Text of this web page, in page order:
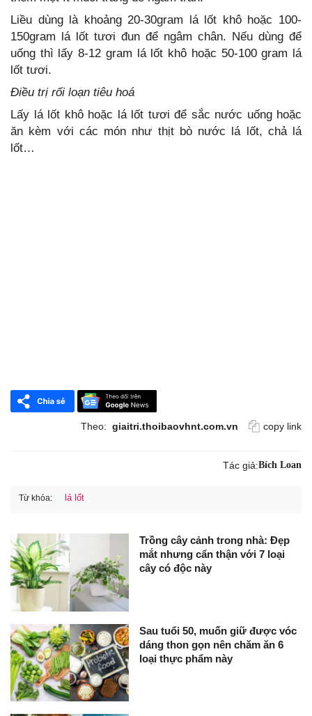
Liều dùng là khoảng 20-30gram lá lốt khô hoặc 100-
150gram lá lốt tươi đun để ngâm chân. Nếu dùng để
uống thì lấy 8-12 gram lá lốt khô hoặc 50-100 gram lá
lốt tươi.
Điều trị rối loạn tiêu hoá
Lấy lá lốt khô hoặc lá lốt tươi để sắc nước uống hoặc
ăn kèm với các món như thịt bò nước lá lốt, chả lá
lốt…
Theo: giaitri.thoibaovhnt.com.vn copy link
Tác giả:Bích Loan
Từ khóa: lá lốt
Trồng cây cảnh trong nhà: Đẹp
mắt nhưng cẩn thận với 7 loại
cây có độc này
Sau tuổi 50, muốn giữ được vóc
dáng thon gọn nên chăm ăn 6
loại thực phẩm này